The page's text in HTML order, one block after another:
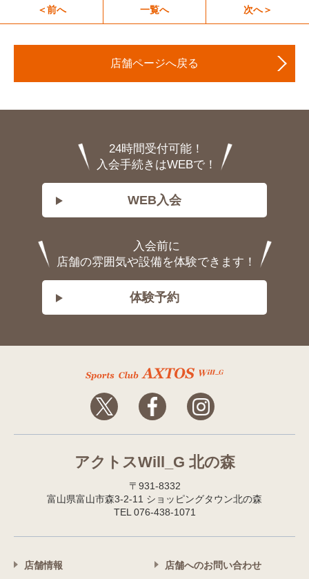
＜前へ 一覧へ 次へ＞
店舗ページへ戻る
24時間受付可能！
入会手続きはWEBで！
WEB入会
入会前に
店舗の雰囲気や設備を体験できます！
体験予約
アクトスWill_G 北の森
〒931-8332
富山県富山市森3-2-11 ショッピングタウン北の森
TEL 076-438-1071
店舗情報 店舗へのお問い合わせ